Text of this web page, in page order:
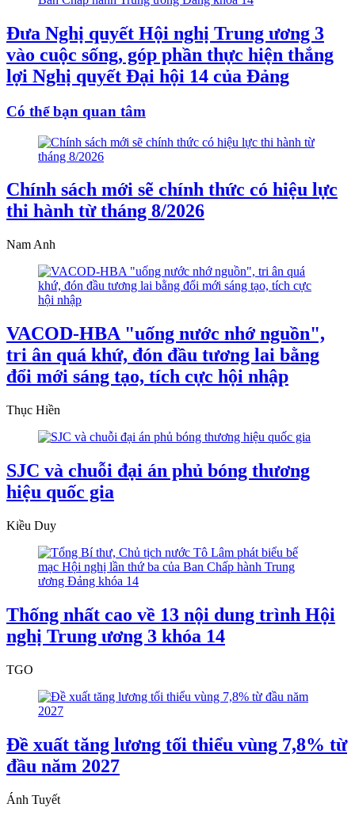
Đưa Nghị quyết Hội nghị Trung ương 3
vào cuộc sống, góp phần thực hiện thắng
lợi Nghị quyết Đại hội 14 của Đảng
Có thể bạn quan tâm
Chính sách mới sẽ chính thức có hiệu lực
thi hành từ tháng 8/2026
Nam Anh
VACOD-HBA "uống nước nhớ nguồn",
tri ân quá khứ, đón đầu tương lai bằng
đổi mới sáng tạo, tích cực hội nhập
Thục Hiền
SJC và chuỗi đại án phủ bóng thương
hiệu quốc gia
Kiều Duy
Thống nhất cao về 13 nội dung trình Hội
nghị Trung ương 3 khóa 14
TGO
Đề xuất tăng lương tối thiểu vùng 7,8% từ
đầu năm 2027
Ánh Tuyết